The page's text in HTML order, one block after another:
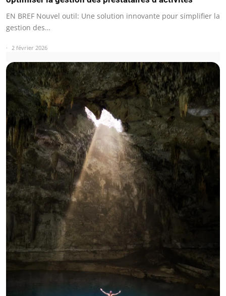
EN BREF Nouvel outil: Une solution innovante pour simplifier la
gestion des…
2 février 2026